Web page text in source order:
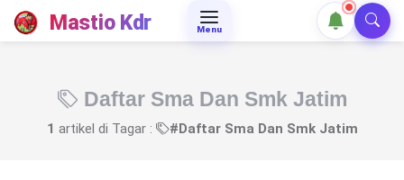
Mastio Kdr Menu
Daftar Sma Dan Smk Jatim
1 artikel di Tagar : #Daftar Sma Dan Smk Jatim